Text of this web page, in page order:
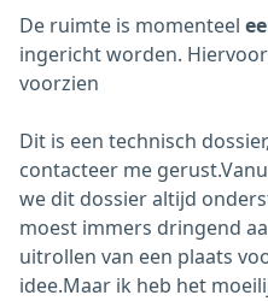
De ruimte is momenteel
ingericht worden.
voorzien
Dit is een technisch
contacteer me
we dit dossier altijd
moest immers dringend
uitrollen van een plaats
idee.Maar ik heb het